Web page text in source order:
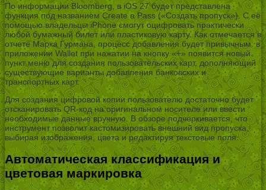
По информации Bloomberg, в iOS 27 будет представлена
функция под названием Create a Pass («Создать пропуск»). С её
помощью владельцы iPhone смогут оцифровать практически
любой бумажный билет или пластиковую карту. Как отмечается в
отчете Марка Гурмана, процесс добавления будет привычным: в
приложении Wallet при нажатии на кнопку «+» появится новый
пункт меню для создания пользовательских карт, дополняющий
существующие варианты добавления банковских и
транспортных карт.
Для создания цифровой копии пользователю достаточно будет
отсканировать QR-код на оригинальном носителе или ввести
необходимые данные вручную. В обзоре подчеркивается, что
инструмент позволит кастомизировать внешний вид пропуска,
выбирая изображения, цвета и редактируя текстовые поля.
Автоматическая классификация и
цветовая маркировка